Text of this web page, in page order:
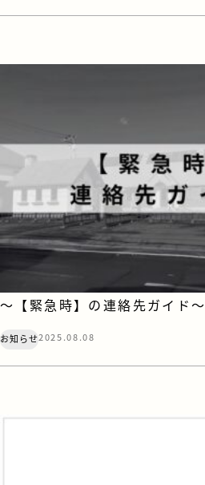
～【緊急時】の連絡先ガイド～
お知らせ2025.08.08